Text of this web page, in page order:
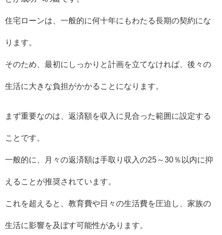
住宅ローンは、一般的に何十年にもわたる長期の契約にな
ります。
そのため、最初にしっかりと計画を立てなければ、後々の
生活に大きな負担がかかることになります。
まず重要なのは、返済額を収入に見合った範囲に設定する
ことです。
一般的に、月々の返済額は手取り収入の25～30％以内に抑
えることが推奨されています。
これを超えると、教育費や日々の生活費を圧迫し、家族の
生活に影響を及ぼす可能性があります。